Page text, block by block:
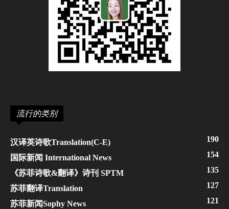
流行的类别
汉译英诗歌Translation(C-E) 190
国际新闻 International News 154
《苏菲诗歌&翻译》诗刊 SPTM 135
苏菲翻译Translation 127
苏菲新闻Sophy News 121